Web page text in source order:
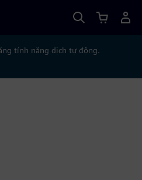
tính năng dịch tự động.